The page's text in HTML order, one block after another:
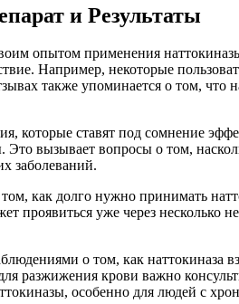
и Результаты
опытом применения
Например, некоторые
также упоминается о том,
которые ставят под сомнение
Это вызывает вопросы о том,
заболеваний.
как долго нужно принимать
проявиться уже через
о том, как
разжижения крови важно
особенно для людей с